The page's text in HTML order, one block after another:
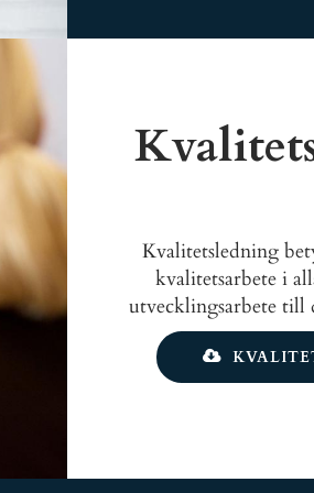
Kvalitetsledning
kvalitetsarbete i
utvecklingsarbete till
Document